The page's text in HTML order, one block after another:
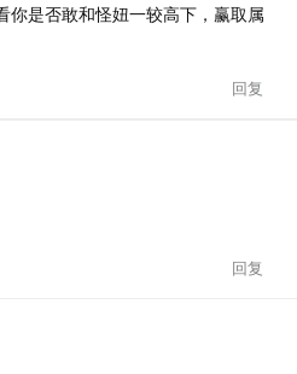
你是否敢和怪妞一较高下，赢取属
回复
回复